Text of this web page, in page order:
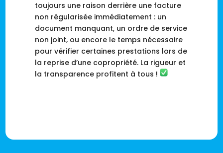
toujours une raison derrière une facture
non régularisée immédiatement : un
document manquant, un ordre de service
non joint, ou encore le temps nécessaire
pour vérifier certaines prestations lors de
la reprise d’une copropriété. La rigueur et
la transparence profitent à tous !